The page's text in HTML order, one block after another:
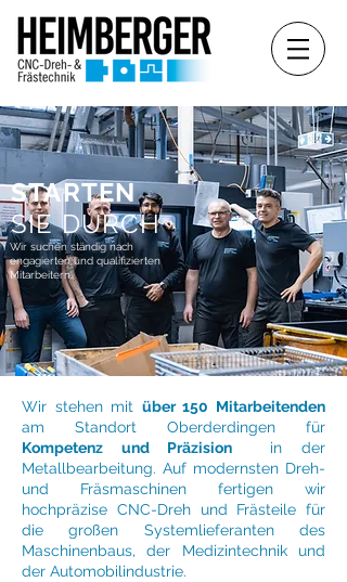
STARTEN
SIE DURCH
Wir suchen ständig nach
engagierten und qualifizierten
Mitarbeitern.
Wir stehen mit über 150 Mitarbeitenden
am Standort Oberderdingen für
Kompetenz und Präzision in der
Metallbearbeitung. Auf modernsten Dreh-
und Fräsmaschinen fertigen wir
hochpräzise CNC-Dreh und Frästeile für
die großen Systemlieferanten des
Maschinenbaus, der Medizintechnik und
der Automobilindustrie.